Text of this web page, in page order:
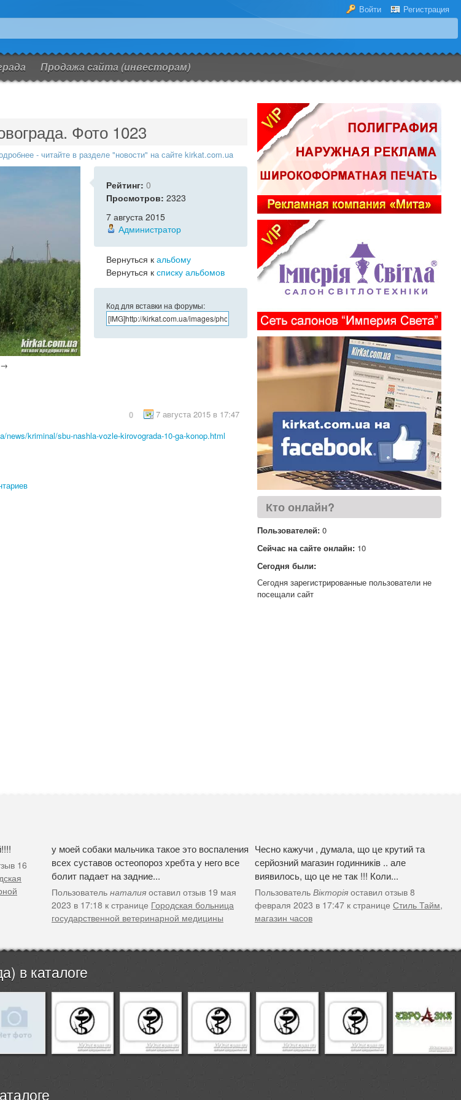
Войти Регистрация
Продажа сайта (инвесторам)
Фото 1023
- читайте в разделе "новости" на сайте kirkat.com.ua
Рейтинг: 0
Просмотров: 2323
7 августа 2015
Администратор
Вернуться к альбому
Вернуться к списку альбомов
Код для вставки на форумы:
7 августа 2015 в 17:47
0
news/kriminal/sbu-nashla-vozle-kirovograda-10-ga-konop.html
Кто онлайн?
Пользователей: 0
Сейчас на сайте онлайн: 10
Сегодня были:
Сегодня зарегистрированные пользователи не
посещали сайт
16
у моей собаки мальчика такое это воспаления
всех суставов остеопороз хребта у него все
болит падает на задние...
Пользователь наталия оставил отзыв 19 мая
2023 в 17:18 к странице Городская больница
государственной ветеринарной медицины
Чесно кажучи , думала, що це крутий та
серйозний магазин годинників .. але
виявилось, що це не так !!! Коли...
Пользователь Вікторія оставил отзыв 8
февраля 2023 в 17:47 к странице Стиль Тайм,
магазин часов
в каталоге